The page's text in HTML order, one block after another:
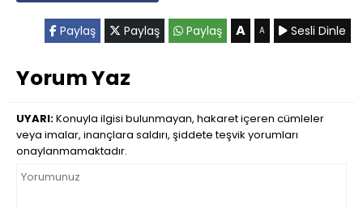
Paylaş Paylaş Paylaş A A Sesli Dinle
Yorum Yaz
UYARI:Konuyla ilgisi bulunmayan, hakaret içeren cümleler
veya imalar, inançlara saldırı, şiddete teşvik yorumları
onaylanmamaktadır.